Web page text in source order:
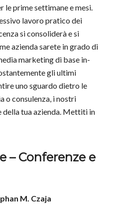
le prime settimane e mesi.
lavoro pratico dei
si consoliderà e si
azienda sarete in grado di
marketing di base in-
gli ultimi
uno sguardo dietro le
o consulenza, i nostri
della tua azienda. Mettiti in
– Conferenze e
M. Czaja